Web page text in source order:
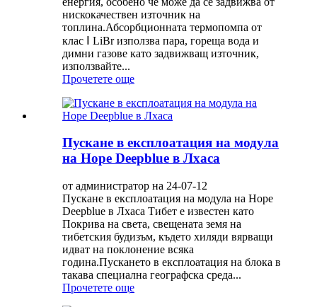
нискокачествен източник на
топлина.Абсорбционната термопомпа от
клас Ⅰ LiBr използва пара, гореща вода и
димни газове като задвижващ източник,
използвайте...
Прочетете още
Пускане в експлоатация на модула
на Hope Deepblue в Лхаса
от администратор на 24-07-12
Пускане в експлоатация на модула на Hope
Deepblue в Лхаса Тибет е известен като
Покрива на света, свещената земя на
тибетския будизъм, където хиляди вярващи
идват на поклонение всяка
година.Пускането в експлоатация на блока в
такава специална географска среда...
Прочетете още